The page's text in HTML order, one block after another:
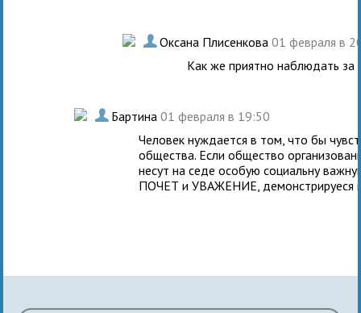
. Оксана Плисенкова01 февраля в
Как же приятно наблюдать за
. Бартина01 февраля в 19:50
Человек нуждается в том, что бы
общества. Если общество
несут на седе особую социальну
ПОЧЕТ и УВАЖЕНИЕ, демонстрируеся